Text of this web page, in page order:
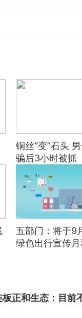
铜丝“变”石头
骗后3小时被抓
五部门：将于9
绿色出行宣传
板正和生态：目前